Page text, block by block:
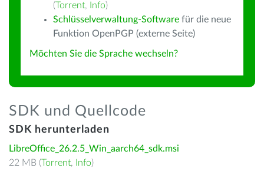
(Torrent, Info)
Schlüsselverwaltung-Software für die neue
Funktion OpenPGP (externe Seite)
Möchten Sie die Sprache wechseln?
SDK und Quellcode
SDK herunterladen
LibreOffice_26.2.5_Win_aarch64_sdk.msi
22 MB (Torrent, Info)